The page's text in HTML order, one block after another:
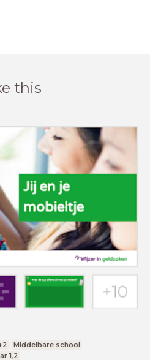
this
Middelbare school
1,2